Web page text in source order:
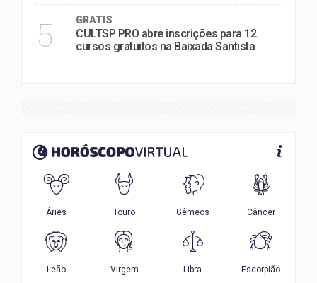
5 GRATIS
CULTSP PRO abre inscrições para 12
cursos gratuitos na Baixada Santista